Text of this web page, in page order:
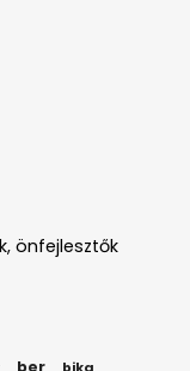
önfejlesztők
ber bika